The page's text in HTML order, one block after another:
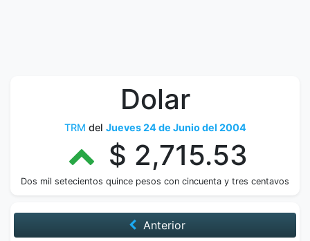
Dolar
TRM del Jueves 24 de Junio del 2004
$ 2,715.53
Dos mil setecientos quince pesos con cincuenta y tres centavos
Anterior